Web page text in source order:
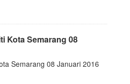
Kota Semarang 08
Semarang 08 Januari 2016